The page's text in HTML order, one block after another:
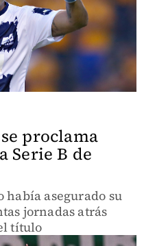
proclama
Serie B de
había asegurado su
jornadas atrás
título